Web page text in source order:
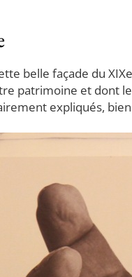
belle façade du
patrimoine et dont
expliqués,